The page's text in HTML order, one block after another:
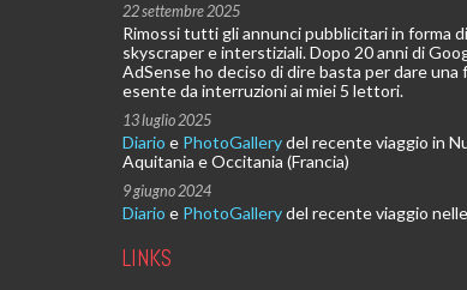
22 settembre 2025
Rimossi tutti gli annunci pubblicitari in forma
skyscraper e interstiziali. Dopo 20 anni di
AdSense ho deciso di dire basta per dare una
esente da interruzioni ai miei 5 lettori.
13 luglio 2025
Diario e PhotoGallerydel recente viaggio in
Aquitania e Occitania (Francia)
9 giugno 2024
Diario e PhotoGallerydel recente viaggio
LINKS